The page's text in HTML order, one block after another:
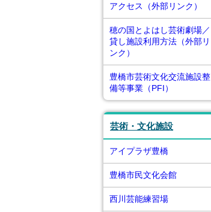
アクセス（外部リンク）
穂の国とよはし芸術劇場／
貸し施設利用方法（外部リ
ンク）
豊橋市芸術文化交流施設整
備等事業（PFI）
芸術・文化施設
アイプラザ豊橋
豊橋市民文化会館
西川芸能練習場